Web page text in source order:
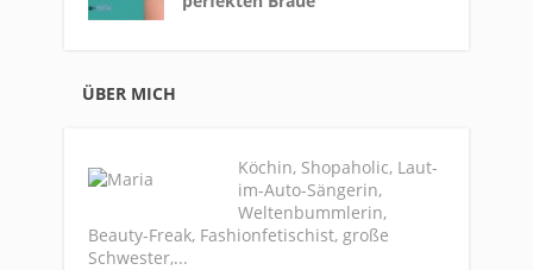
ÜBER MICH
Köchin, Shopaholic, Laut-
im-Auto-Sängerin,
Weltenbummlerin,
Beauty-Freak, Fashionfetischist, große
Schwester,...